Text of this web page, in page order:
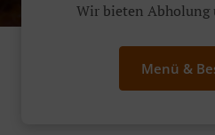
Wir bieten Abholung
Menü &